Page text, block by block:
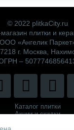
© 2022 plitkaCity.ru
плитки и
ООО «Ангелик
г. Москва,
–
Каталог плитки
Акции и скидки